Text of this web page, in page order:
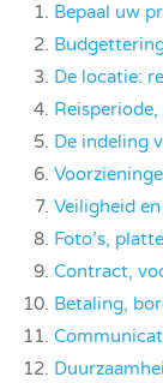
Bepaal uw
De locatie:
De indeling
Veiligheid
Foto’s,
Contract,
Betaling,